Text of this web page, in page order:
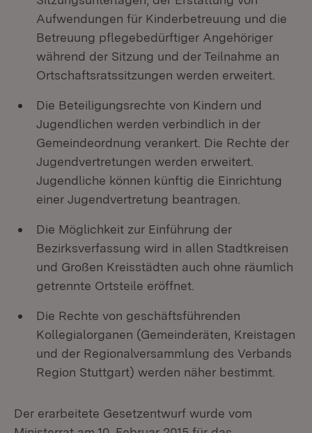
Aufwendungen für Kinderbetreuung und die
Betreuung pflegebedürftiger Angehöriger
während der Sitzung und der Teilnahme an
Ortschaftsratssitzungen werden erweitert.
Die Beteiligungsrechte von Kindern und
Jugendlichen werden verbindlich in der
Gemeindeordnung verankert. Die Rechte der
Jugendvertretungen werden erweitert.
Jugendliche können künftig die Einrichtung
einer Jugendvertretung beantragen.
Die Möglichkeit zur Einführung der
Bezirksverfassung wird in allen Stadtkreisen
und Großen Kreisstädten auch ohne räumlich
getrennte Ortsteile eröffnet.
Die Rechte von geschäftsführenden
Kollegialorganen (Gemeinderäten, Kreistagen
und der Regionalversammlung des Verbands
Region Stuttgart) werden näher bestimmt.
Der erarbeitete Gesetzentwurf wurde vom